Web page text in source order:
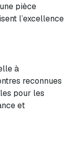
pièce
l’excellence
à
reconnues
pour les
et